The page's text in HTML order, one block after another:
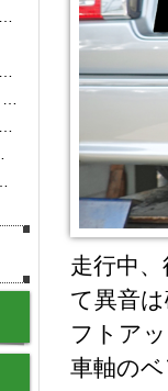
走行中
て異音
フトア
車軸の